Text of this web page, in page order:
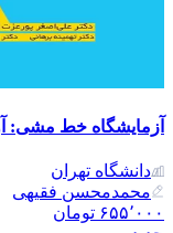
آزمایشگاه خط مشی:
دانشگاه تهران
محمدمحسن فقیهی
۶۵۵٬۰۰۰ تومان